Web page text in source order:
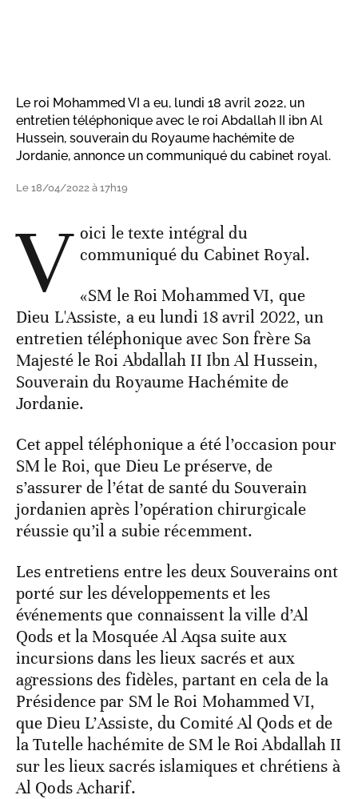
Le roi Mohammed VI a eu, lundi 18 avril 2022, un
entretien téléphonique avec le roi Abdallah II ibn Al
Hussein, souverain du Royaume hachémite de
Jordanie, annonce un communiqué du cabinet royal.
Le 18/04/2022 à 17h19
V oici le texte intégral du
communiqué du Cabinet Royal.
«SM le Roi Mohammed VI, que
Dieu L'Assiste, a eu lundi 18 avril 2022, un
entretien téléphonique avec Son frère Sa
Majesté le Roi Abdallah II Ibn Al Hussein,
Souverain du Royaume Hachémite de
Jordanie.
Cet appel téléphonique a été l’occasion pour
SM le Roi, que Dieu Le préserve, de
s’assurer de l’état de santé du Souverain
jordanien après l’opération chirurgicale
réussie qu’il a subie récemment.
Les entretiens entre les deux Souverains ont
porté sur les développements et les
événements que connaissent la ville d’Al
Qods et la Mosquée Al Aqsa suite aux
incursions dans les lieux sacrés et aux
agressions des fidèles, partant en cela de la
Présidence par SM le Roi Mohammed VI,
que Dieu L’Assiste, du Comité Al Qods et de
la Tutelle hachémite de SM le Roi Abdallah II
sur les lieux sacrés islamiques et chrétiens à
Al Qods Acharif.